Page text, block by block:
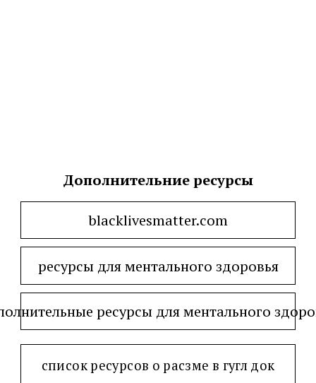
Дополнительние ресурсы
blacklivesmatter.com
ресурсы для ментального здоровья
ресурсы для ментального
список ресурсов о расзме в гугл док